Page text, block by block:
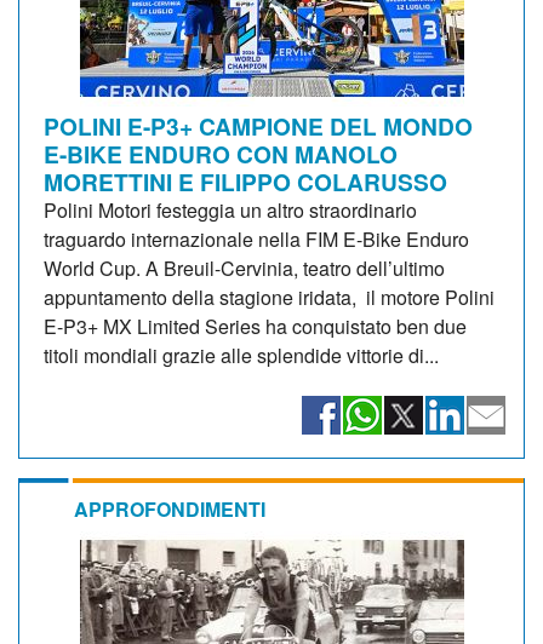
POLINI E-P3+ CAMPIONE DEL MONDO
E-BIKE ENDURO CON MANOLO
MORETTINI E FILIPPO COLARUSSO
Polini Motori festeggia un altro straordinario
traguardo internazionale nella FIM E-Bike Enduro
World Cup. A Breuil-Cervinia, teatro dell’ultimo
appuntamento della stagione iridata, il motore Polini
E-P3+ MX Limited Series ha conquistato ben due
titoli mondiali grazie alle splendide vittorie di...
APPROFONDIMENTI